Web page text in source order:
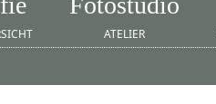
ATELIER